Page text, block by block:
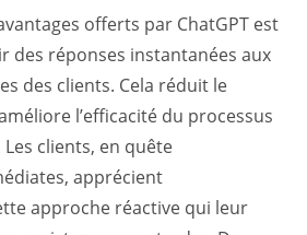
offerts par ChatGPT est
des réponses instantanées aux
des clients. Cela réduit le
l’efficacité du processus
clients, en quête
apprécient
approche réactive qui leur